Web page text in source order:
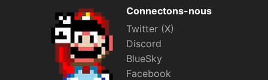
Connectons-nous
Twitter (X)
Discord
BlueSky
Facebook